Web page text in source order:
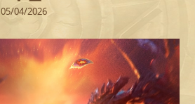
05/04/2026